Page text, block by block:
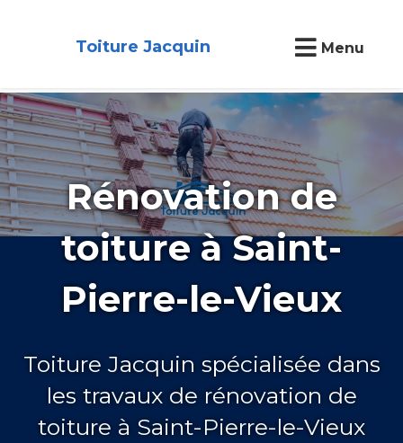
Toiture Jacquin Menu
Rénovation de
toiture à Saint-
Pierre-le-Vieux
Toiture Jacquin spécialisée dans
les travaux de rénovation de
toiture à Saint-Pierre-le-Vieux